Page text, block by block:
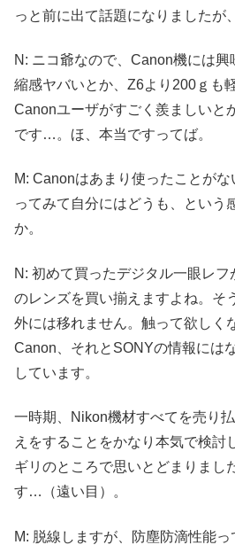
っと前に出て話題になりましたが
N: ニコ爺なので、Canon機には
縮感ヤバいとか、Z6より200ｇも
Canonユーザがすごく羨ましい
です…。ほ、本当ですってば。
M: Canonはあまり使ったことが
ってみて自分にはどうも、という
か。
N: 初めて買ったデジタル一眼レ
のレンズを買い揃えますよね。そ
外には移れません。触って欲しく
Canon、それとSONYの情報には
しています。
一時期、Nikon機材すべてを売り
えをすることをかなり本気で検討
ギリのところで思いとどまりまし
す…（遠い目）。
M: 脱線しますが、防塵防滴性能っ